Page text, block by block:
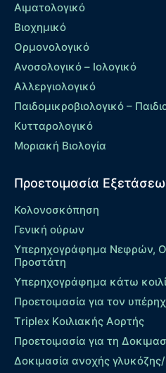
Αιματολογικό
Βιοχημικό
Ορμονολογικό
Ανοσολογικό – Ιολογικό
Αλλεργιολογικό
Παιδομικροβιολογικό –
Κυτταρολογικό
Μοριακή Βιολογία
Προετοιμασία
Κολονοσκόπηση
Γενική ούρων
Υπερηχογράφημα Νεφρών,
Προστάτη
Υπερηχογράφημα κάτω
Προετοιμασία για τον
Τriplex Kοιλιακής Αορτής
Προετοιμασία για τη
Δοκιμασία ανοχής